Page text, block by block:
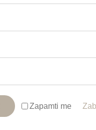
Zapamti me